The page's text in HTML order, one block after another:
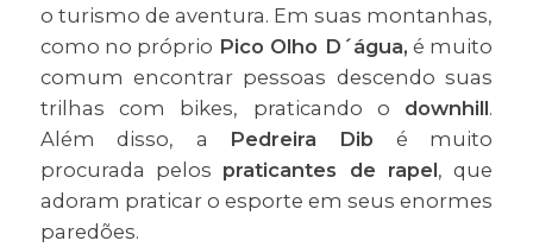
o turismo de aventura. Em suas montanhas,
como no próprio Pico Olho D´água, é muito
comum encontrar pessoas descendo suas
trilhas com bikes, praticando o downhill.
Além disso, a Pedreira Dib é muito
procurada pelos praticantes de rapel, que
adoram praticar o esporte em seus enormes
paredões.